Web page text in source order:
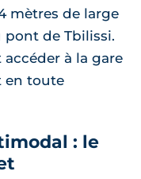
mètres de large
de Tbilissi.
à la gare
en toute
: le